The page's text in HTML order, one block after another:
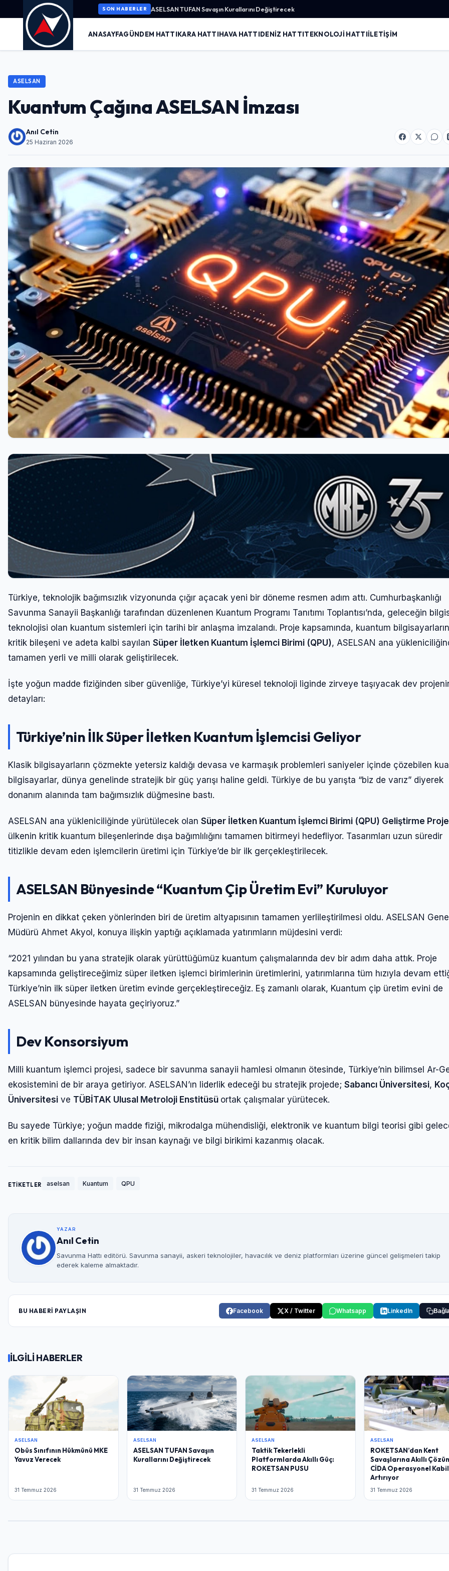
SON HABERLER ASELSAN TUFAN Savaşın Kurallarını Değiştirecek
ANASAYFAGÜNDEM HATTIKARA HATTIHAVA HATTIDENIZ HATTITEKNOLOJI HATTIİLETIŞIM
ASELSAN
Kuantum Çağına ASELSAN İmzası
Anıl Cetin
25 Haziran 2026
Türkiye, teknolojik bağımsızlık vizyonunda çığır açacak yeni bir döneme resmen adım attı. Cumhurbaşkanlığı
Savunma Sanayii Başkanlığı tarafından düzenlenen Kuantum Programı Tanıtımı Toplantısı’nda, geleceğin
teknolojisi olan kuantum sistemleri için tarihi bir anlaşma imzalandı. Proje kapsamında, kuantum
kritik bileşeni ve adeta kalbi sayılan Süper İletken Kuantum İşlemci Birimi (QPU), ASELSAN ana
tamamen yerli ve milli olarak geliştirilecek.
İşte yoğun madde fiziğinden siber güvenliğe, Türkiye’yi küresel teknoloji liginde zirveye taşıyacak dev
detayları:
Türkiye’nin İlk Süper İletken Kuantum İşlemcisi Geliyor
Klasik bilgisayarların çözmekte yetersiz kaldığı devasa ve karmaşık problemleri saniyeler içinde çözebilen
bilgisayarlar, dünya genelinde stratejik bir güç yarışı haline geldi. Türkiye de bu yarışta “biz de varız” diyerek
donanım alanında tam bağımsızlık düğmesine bastı.
ASELSAN ana yükleniciliğinde yürütülecek olan Süper İletken Kuantum İşlemci Birimi (QPU) Geliştirme
ülkenin kritik kuantum bileşenlerinde dışa bağımlılığını tamamen bitirmeyi hedefliyor. Tasarımları uzun süredir
titizlikle devam eden işlemcilerin üretimi için Türkiye’de bir ilk gerçekleştirilecek.
ASELSAN Bünyesinde “Kuantum Çip Üretim Evi” Kuruluyor
Projenin en dikkat çeken yönlerinden biri de üretim altyapısının tamamen yerlileştirilmesi oldu. ASELSAN Genel
Müdürü Ahmet Akyol, konuya ilişkin yaptığı açıklamada yatırımların müjdesini verdi:
“2021 yılından bu yana stratejik olarak yürüttüğümüz kuantum çalışmalarında dev bir adım daha attık. Proje
kapsamında geliştireceğimiz süper iletken işlemci birimlerinin üretimlerini, yatırımlarına tüm hızıyla devam
Türkiye’nin ilk süper iletken üretim evinde gerçekleştireceğiz. Eş zamanlı olarak, Kuantum çip üretim evini de
ASELSAN bünyesinde hayata geçiriyoruz.”
Dev Konsorsiyum
Milli kuantum işlemci projesi, sadece bir savunma sanayii hamlesi olmanın ötesinde, Türkiye’nin bilimsel Ar-
ekosistemini de bir araya getiriyor. ASELSAN’ın liderlik edeceği bu stratejik projede; Sabancı Üniversitesi,
Üniversitesi ve TÜBİTAK Ulusal Metroloji Enstitüsü ortak çalışmalar yürütecek.
Bu sayede Türkiye; yoğun madde fiziği, mikrodalga mühendisliği, elektronik ve kuantum bilgi teorisi gibi
en kritik bilim dallarında dev bir insan kaynağı ve bilgi birikimi kazanmış olacak.
ETİKETLER aselsan Kuantum QPU
YAZAR
Anıl Cetin
Savunma Hattı editörü. Savunma sanayii, askeri teknolojiler, havacılık ve deniz platformları üzerine güncel gelişmeleri takip
ederek kaleme almaktadır.
BU HABERİ PAYLAŞIN Facebook X / Twitter Whatsapp LinkedIn
İLGİLİ HABERLER
ASELSAN
Obüs Sınıfının Hükmünü MKE
Yavuz Verecek
31 Temmuz 2026
ASELSAN
ASELSAN TUFAN Savaşın
Kurallarını Değiştirecek
31 Temmuz 2026
ASELSAN
Taktik Tekerlekli
Platformlarda Akıllı Güç:
ROKETSAN PUSU
31 Temmuz 2026
ASELSAN
ROKETSAN’dan Kent
Savaşlarına Akıllı
CİDA Operasyonel
Artırıyor
31 Temmuz 2026
Giriş Yap
Kullanıcı Adı veya E-posta
Şifre